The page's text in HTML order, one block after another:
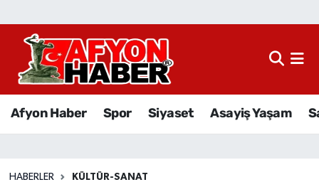
Afyon Haber Spor Siyaset Asayiş Yaşam
HABERLER KÜLTÜR-SANAT
Afyon Haber